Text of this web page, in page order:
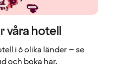
våra hotell
i 6 olika länder – se
och boka här.